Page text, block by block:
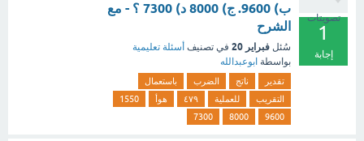
تصويتات
1
إجابة
ب) 9600. ج) 8000 د) 7300 ؟ - مع
الشرح
سُئل فبراير 20 في تصنيف أسئلة تعليمية
بواسطة ابوعبدالله
تقدير ناتج الضرب
باستعمال
التقريب
للعملية ٤٧٩ هوأ
1550
9600
8000
7300